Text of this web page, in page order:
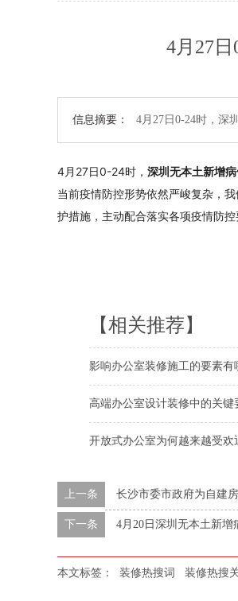
4月27
信息摘要： 4月27日0-24时，深
4月27日0-24时， 深圳无本土新增病
当前疫情防控形势依然严峻复杂，
护措施，主动配合落实各项疫情防控
【相关推荐】
影响办公室装修施工的要素有
高端办公室设计装修中的关键
开放式办公室为何越来越受
上一条 长沙市委市政府为自建
下一条 4月20日深圳无本土新增
本文标签： 装修热搜词 装修热搜